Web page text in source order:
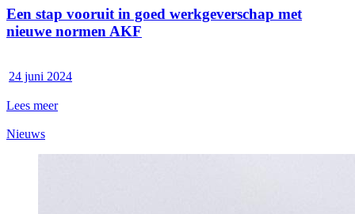
Een stap vooruit in goed werkgeverschap met
nieuwe normen AKF
24 juni 2024
Lees meer
Nieuws